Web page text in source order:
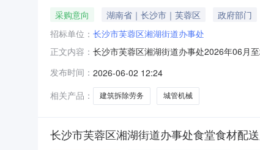
采购意向 湖南省｜长沙市｜芙蓉区 政府部门
招标单位： 长沙市芙蓉区湘湖街道办事处
正文内容： 长沙市芙蓉区湘湖街道办事处2026年06月
中小企业联系人联系方式备注城管等机械
发布时间： 2026-06-02 12:24
相关产品：
建筑拆除劳务 城管机械
长沙市芙蓉区湘湖街道办事处食堂食材配